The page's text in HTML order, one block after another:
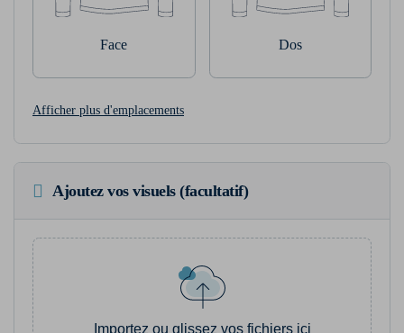
Face Dos
Afficher plus d'emplacements
Ajoutez vos visuels (facultatif)
Importez ou glissez vos fichiers ici